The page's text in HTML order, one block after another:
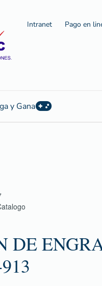
Intranet Pago en
y Gana
DE